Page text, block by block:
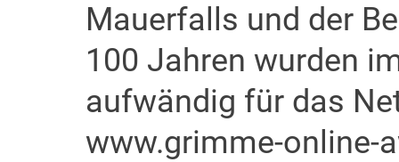
Mauerfalls und der
100 Jahren wurden
aufwändig für das
www.grimme-online-